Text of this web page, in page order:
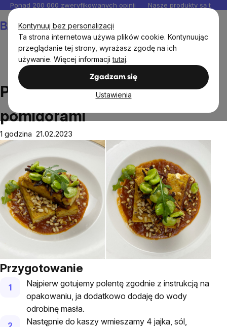
Kontynuuj bez personalizacji
Ta strona internetowa używa plików cookie. Kontynuując
przeglądanie tej strony, wyrażasz zgodę na ich
używanie. Więcej informacjitutaj.
Zgadzam się
Ustawienia
Przejść
do
treści
Ponad 200 000 zweryfikowanych opinii Nasze produkty są
Polenta z suszonymi pomidorami
Polenta z suszonymi
pomidorami
1 godzina 21.02.2023
Przygotowanie
Najpierw gotujemy polentę zgodnie z instrukcją na
opakowaniu, ja dodatkowo dodaję do wody
odrobinę masła.
Następnie do kaszy wmieszamy 4 jajka, sól,